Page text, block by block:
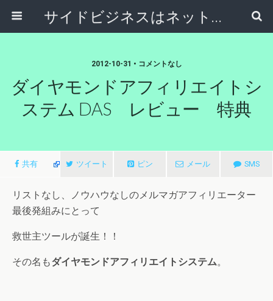
サイドビジネスはネットで稼ぐ～サラリーマンが副業から独立起業する方法～
2012-10-31 • コメントなし
ダイヤモンドアフィリエイトシ
ステム DAS レビュー 特典
共有 ツイート ピン メール SMS
リストなし、ノウハウなしのメルマガアフィリエーター
最後発組みにとって
救世主ツールが誕生！！
その名もダイヤモンドアフィリエイトシステム。